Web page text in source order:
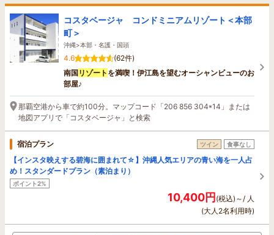
コスタベージャ コンドミニアムリゾート＜本部
町＞
沖縄>本部・名護・国頭
4.6
(62件)
南国リゾート を満喫！伊江島を望むオーシャンビューのお
部屋♪
那覇空港から車で約100分。マップコード「206 856 304*14」または
地図アプリで「コスタベージャ」と検索
宿泊プラン ツイン 食事なし
【インスタ映えする碧海に囲まれて☆】沖縄人気エリアの青い海を一人占
め！スタンダードプラン（素泊まり）
ポイント2%
10,400円(税込)～/ 人
(大人2名利用時)